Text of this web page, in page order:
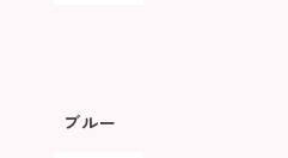
ブルー